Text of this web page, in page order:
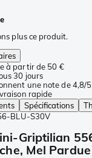
plus ce produit.
à partir de 50 €
30 jours
une note de 4,8/5
rapide
Spécifications
BLU-S30V
Griptilian
Mel